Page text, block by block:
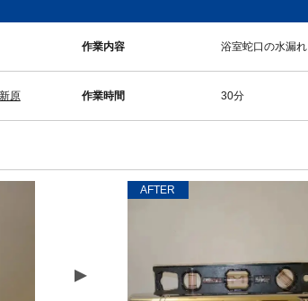
作業内容 浴室蛇口の水漏れ
原 作業時間 30分
AFTER